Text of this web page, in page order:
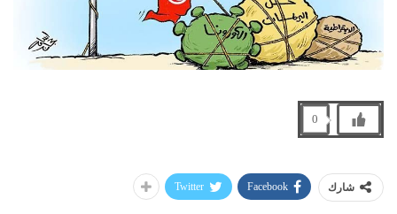
0
شارك Facebook
Twitter